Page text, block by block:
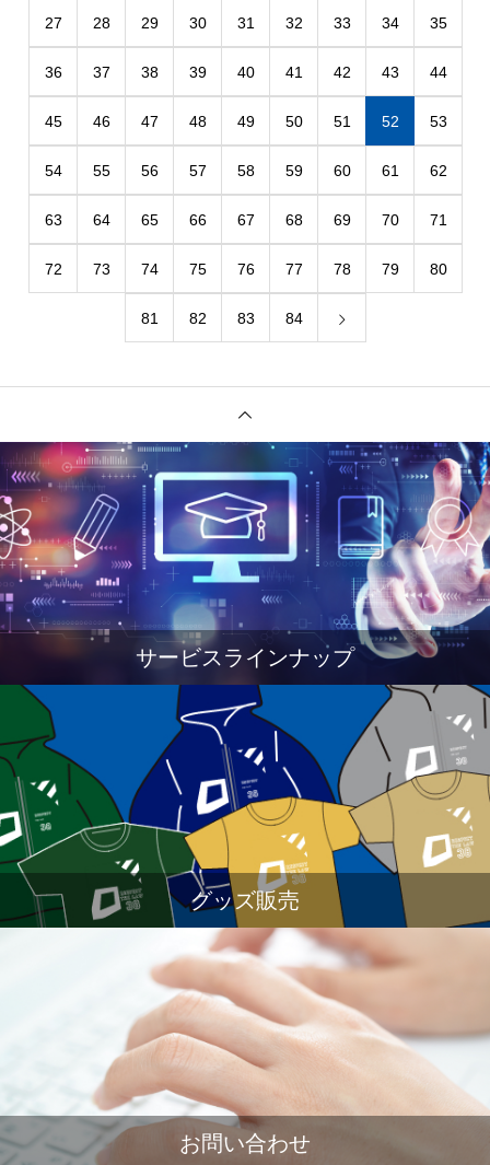
27 28 29 30 31 32 33 34 35
36 37 38 39 40 41 42 43 44
45 46 47 48 49 50 51 52 53
54 55 56 57 58 59 60 61 62
63 64 65 66 67 68 69 70 71
72 73 74 75 76 77 78 79 80
81 82 83 84
サービスラインナップ
グッズ販売
お問い合わせ